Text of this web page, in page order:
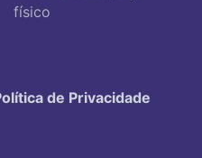
físico
de Privacidade